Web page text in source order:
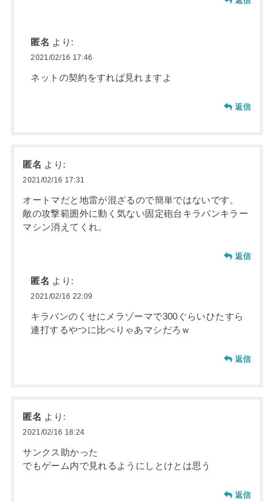
匿名 より:
2021/02/16 17:46
ネットの契約をすれば見れますよ
返信
匿名 より:
2021/02/16 17:31
オートマだと地雷が混ざるので簡単ではないです。
敵の攻撃範囲外に動く気ない固定砲台キラパンキラー
マシン消えてくれ。
返信
匿名 より:
2021/02/16 22:09
キラパンのくせにメラゾーマで300ぐらいひたすら
連打するやつに比べりゃあマシだろｗ
返信
匿名 より:
2021/02/16 18:24
サンクス助かった
でもゲーム内で見れるようにしとけとは思う
返信